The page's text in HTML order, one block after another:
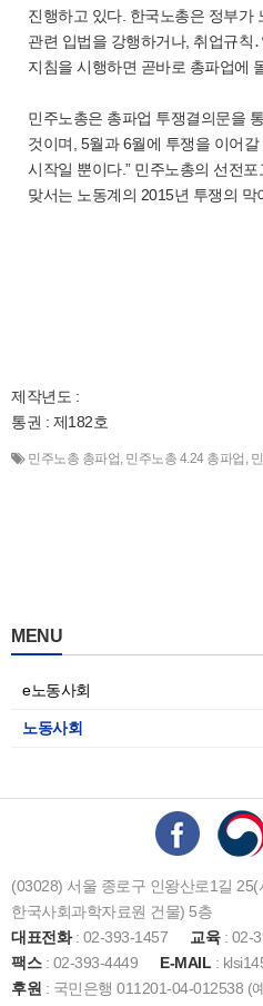
진행하고 있다. 한국노총은 정부가
관련 입법을 강행하거나, 취업규칙
지침을 시행하면 곧바로 총파업에
민주노총은 총파업 투쟁결의문을
것이며, 5월과 6월에 투쟁을 이어
시작일 뿐이다.” 민주노총의 선전
맞서는 노동계의 2015년 투쟁의 막
제작년도 :
통권 : 제182호
민주노총 총파업 민주노총 4.24 총파업
MENU
e노동사회
노동사회
(03028) 서울 종로구 인왕산로1길 25(
한국사회과학자료원 건물) 5층
대표전화: 02-393-1457 교육: 02-
팩스: 02-393-4449 E-MAIL :
후원 : 국민은행 011201-04-012538 (